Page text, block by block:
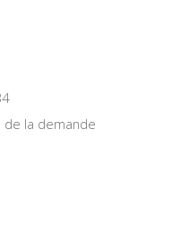
de la demande